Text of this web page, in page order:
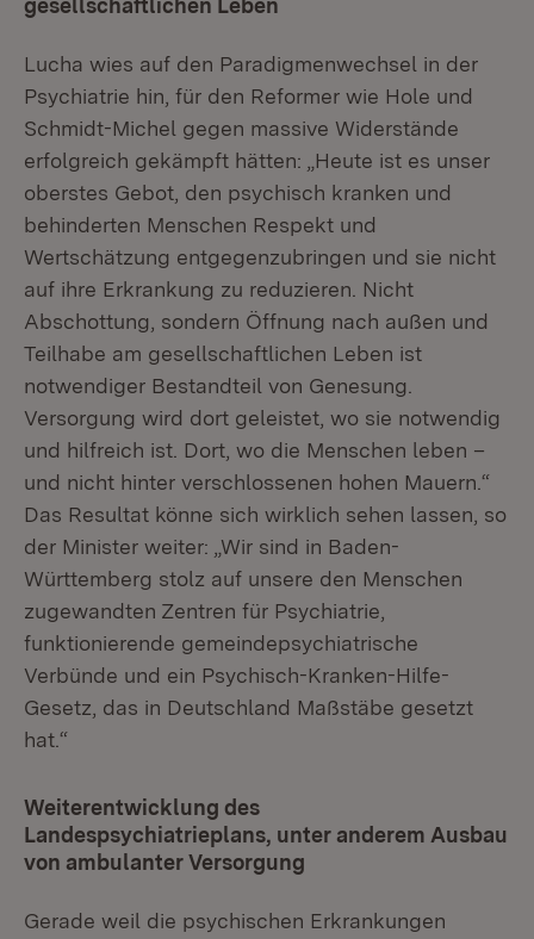
gesellschaftlichen Leben
Lucha wies auf den Paradigmenwechsel in der
Psychiatrie hin, für den Reformer wie Hole und
Schmidt-Michel gegen massive Widerstände
erfolgreich gekämpft hätten: „Heute ist es unser
oberstes Gebot, den psychisch kranken und
behinderten Menschen Respekt und
Wertschätzung entgegenzubringen und sie nicht
auf ihre Erkrankung zu reduzieren. Nicht
Abschottung, sondern Öffnung nach außen und
Teilhabe am gesellschaftlichen Leben ist
notwendiger Bestandteil von Genesung.
Versorgung wird dort geleistet, wo sie notwendig
und hilfreich ist. Dort, wo die Menschen leben –
und nicht hinter verschlossenen hohen Mauern.“
Das Resultat könne sich wirklich sehen lassen, so
der Minister weiter: „Wir sind in Baden-
Württemberg stolz auf unsere den Menschen
zugewandten Zentren für Psychiatrie,
funktionierende gemeindepsychiatrische
Verbünde und ein Psychisch-Kranken-Hilfe-
Gesetz, das in Deutschland Maßstäbe gesetzt
hat.“
Weiterentwicklung des
Landespsychiatrieplans, unter anderem Ausbau
von ambulanter Versorgung
Gerade weil die psychischen Erkrankungen